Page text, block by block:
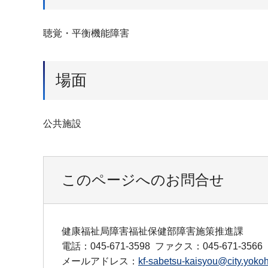
聴覚・平衡機能障害
場面
公共施設
このページへのお問合せ
健康福祉局障害福祉保健部障害施策推進課
電話：045-671-3598 ファクス：045-671-3566
メールアドレス： kf-sabetsu-